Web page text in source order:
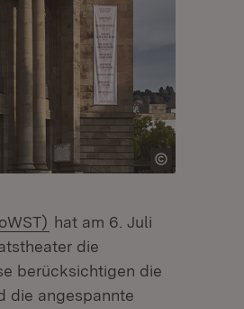
(Öffnet in neuem Fenster)
hat am 6. Juli
die
berücksichtigen die
die angespannte